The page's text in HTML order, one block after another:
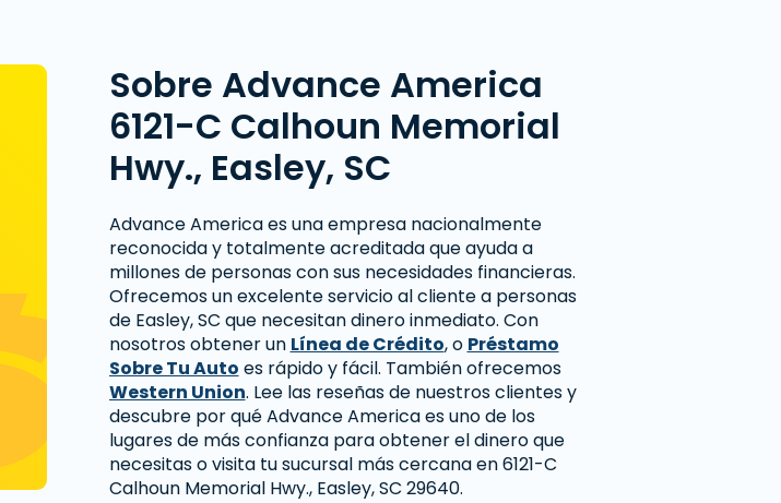
Sobre Advance America
6121-C Calhoun Memorial
Hwy., Easley, SC
Advance America es una empresa nacionalmente
reconocida y totalmente acreditada que ayuda a
millones de personas con sus necesidades financieras.
Ofrecemos un excelente servicio al cliente a personas
de Easley, SC que necesitan dinero inmediato. Con
nosotros obtener un Línea de Crédito, o Préstamo
Sobre Tu Auto es rápido y fácil. También ofrecemos
Western Union. Lee las reseñas de nuestros clientes y
descubre por qué Advance America es uno de los
lugares de más confianza para obtener el dinero que
necesitas o visita tu sucursal más cercana en 6121-C
Calhoun Memorial Hwy., Easley, SC 29640.